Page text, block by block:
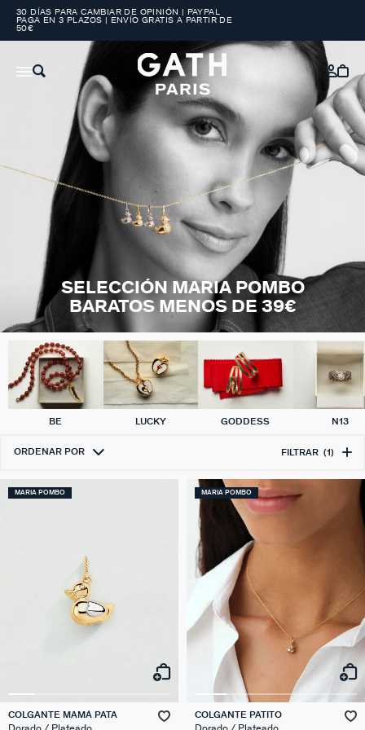
30 DÍAS PARA CAMBIAR DE OPINIÓN | PAYPAL
PAGA EN 3 PLAZOS | ENVÍO GRATIS A PARTIR DE
50€
SELECCIÓN MARIA POMBO
BARATOS MENOS DE 39€
BE LUCKY GODDESS N13
ORDENAR POR FILTRAR (1)
MARIA POMBO
COLGANTE MAMÁ PATA
MARIA POMBO
COLGANTE PATITO